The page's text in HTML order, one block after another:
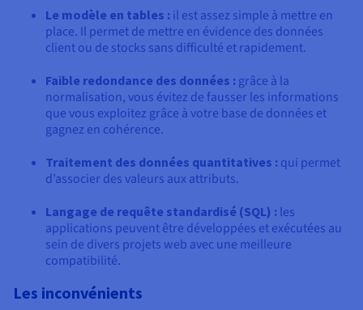
Le modèle en tables : il est assez simple à mettre en
place. Il permet de mettre en évidence des données
client ou de stocks sans difficulté et rapidement.
Faible redondance des données : grâce à la
normalisation, vous évitez de fausser les informations
que vous exploitez grâce à votre base de données et
gagnez en cohérence.
Traitement des données quantitatives : qui permet
d’associer des valeurs aux attributs.
Langage de requête standardisé (SQL) : les
applications peuvent être développées et exécutées au
sein de divers projets web avec une meilleure
compatibilité.
Les inconvénients